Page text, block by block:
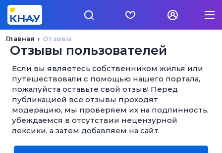
Отзывы
Главная
Отзывы пользователей
Если вы являетесь собственником жилья или
путешествовали с помощью нашего портала,
пожалуйста оставьте свой отзыв! Перед
публикацией все отзывы проходят
модерацию, мы проверяем их на подлинность,
убеждаемся в отсутствии нецензурной
лексики, а затем добавляем на сайт.